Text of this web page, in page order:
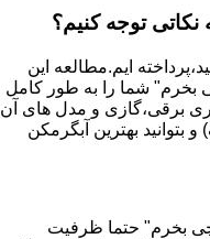
نکاتی توجه کنیم؟
ایم.مطالعه این
شما را به طور کامل
برقی،گازی و مدل های آن
بهترین آبگرمکن
بخرم" حتما ظرفیت